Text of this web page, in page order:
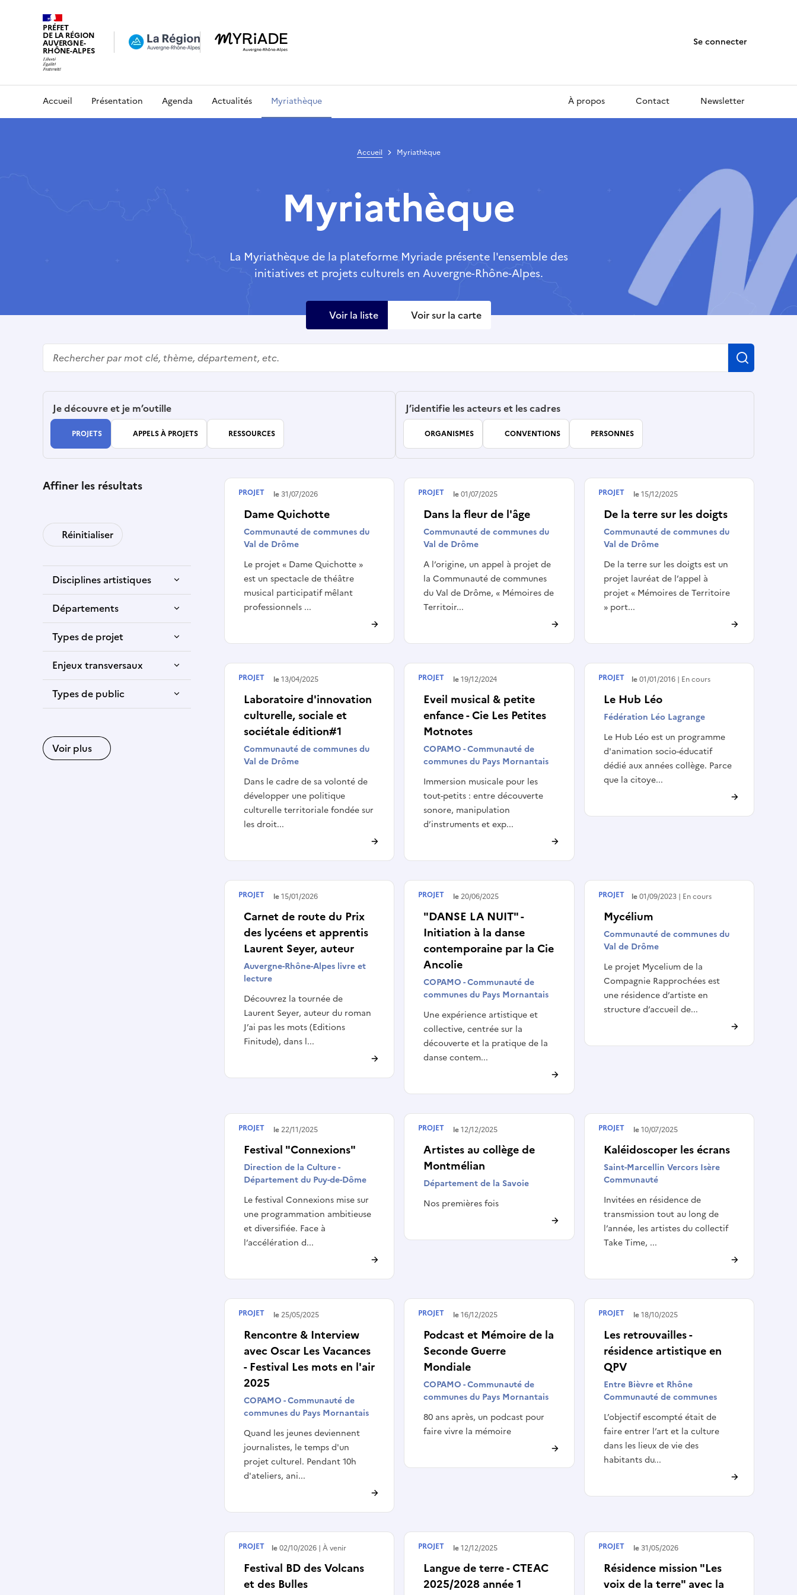
PRÉFET
DE LA RÉGION
AUVERGNE-
RHÔNE-ALPES
Se connecter
Accueil Présentation Agenda Actualités Myriathèque À propos Contact Newsletter
Accueil Myriathèque
Myriathèque
La Myriathèque de la plateforme Myriade présente l'ensemble des
initiatives et projets culturels en Auvergne-Rhône-Alpes.
Voir la liste Voir sur la carte
Je découvre et je m’outille
PROJETS APPELS À PROJETS RESSOURCES
J’identifie les acteurs et les cadres
ORGANISMES CONVENTIONS PERSONNES
Affiner les résultats
Réinitialiser
Disciplines artistiques
Départements
Types de projet
Enjeux transversaux
Types de public
Voir plus
Dame Quichotte
Communauté de communes du
Val de Drôme
Le projet « Dame Quichotte »
est un spectacle de théâtre
musical participatif mêlant
professionnels ...
Terminé le31/07/2026
PROJET
Dans la fleur de l'âge
Communauté de communes du
Val de Drôme
A l’origine, un appel à projet de
la Communauté de communes
du Val de Drôme, « Mémoires de
Territoir...
Terminé le01/07/2025
PROJET
De la terre sur les doigts
Communauté de communes du
Val de Drôme
De la terre sur les doigts est un
projet lauréat de l’appel à
projet « Mémoires de Territoire
» port...
Terminé le15/12/2025
PROJET
Laboratoire d'innovation
culturelle, sociale et
sociétale édition#1
Communauté de communes du
Val de Drôme
Dans le cadre de sa volonté de
développer une politique
culturelle territoriale fondée sur
les droit...
Terminé le13/04/2025
PROJET
Eveil musical & petite
enfance - Cie Les Petites
Motnotes
COPAMO - Communauté de
communes du Pays Mornantais
Immersion musicale pour les
tout-petits : entre découverte
sonore, manipulation
d’instruments et exp...
Terminé le19/12/2024
PROJET
Le Hub Léo
Fédération Léo Lagrange
Le Hub Léo est un programme
d'animation socio-éducatif
dédié aux années collège. Parce
que la citoye...
Débute le01/01/2016 En cours
PROJET
Carnet de route du Prix
des lycéens et apprentis
Laurent Seyer, auteur
Auvergne-Rhône-Alpes livre et
lecture
Découvrez la tournée de
Laurent Seyer, auteur du roman
J’ai pas les mots (Editions
Finitude), dans l...
Terminé le15/01/2026
PROJET
"DANSE LA NUIT" -
Initiation à la danse
contemporaine par la Cie
Ancolie
COPAMO - Communauté de
communes du Pays Mornantais
Une expérience artistique et
collective, centrée sur la
découverte et la pratique de la
danse contem...
Terminé le20/06/2025
PROJET
Mycélium
Communauté de communes du
Val de Drôme
Le projet Mycelium de la
Compagnie Rapprochées est
une résidence d’artiste en
structure d’accueil de...
Débute le01/09/2023 En cours
PROJET
Festival "Connexions"
Direction de la Culture -
Département du Puy-de-Dôme
Le festival Connexions mise sur
une programmation ambitieuse
et diversifiée. Face à
l’accélération d...
Terminé le22/11/2025
PROJET
Artistes au collège de
Montmélian
Département de la Savoie
Nos premières fois
Terminé le12/12/2025
PROJET
Kaléidoscoper les écrans
Saint-Marcellin Vercors Isère
Communauté
Invitées en résidence de
transmission tout au long de
l’année, les artistes du collectif
Take Time, ...
Terminé le10/07/2025
PROJET
Rencontre & Interview
avec Oscar Les Vacances
- Festival Les mots en l'air
2025
COPAMO - Communauté de
communes du Pays Mornantais
Quand les jeunes deviennent
journalistes, le temps d'un
projet culturel. Pendant 10h
d'ateliers, ani...
Terminé le25/05/2025
PROJET
Podcast et Mémoire de la
Seconde Guerre
Mondiale
COPAMO - Communauté de
communes du Pays Mornantais
80 ans après, un podcast pour
faire vivre la mémoire
Terminé le16/12/2025
PROJET
Les retrouvailles -
résidence artistique en
QPV
Entre Bièvre et Rhône
Communauté de communes
L’objectif escompté était de
faire entrer l’art et la culture
dans les lieux de vie des
habitants du...
Terminé le18/10/2025
PROJET
Festival BD des Volcans
et des Bulles
Débute le02/10/2026 À venir
PROJET
Langue de terre - CTEAC
2025/2028 année 1
Terminé le12/12/2025
PROJET
Résidence mission "Les
voix de la terre" avec la
Terminé le31/05/2026
PROJET